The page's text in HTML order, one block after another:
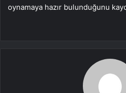
oynamaya hazır bulunduğunu